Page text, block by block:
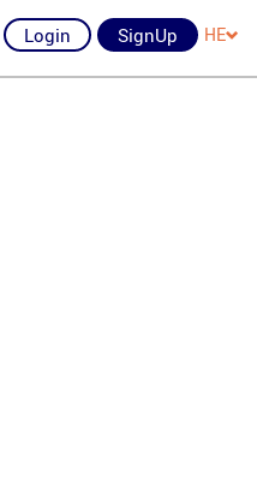
Login SignUp HE